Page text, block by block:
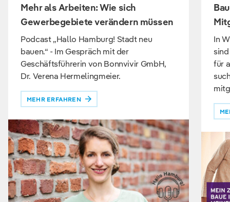
Mehr als Arbeiten: Wie sich
Gewerbegebiete verändern müssen
Podcast „Hallo Hamburg! Stadt neu
bauen.“ - Im Gespräch mit der
Geschäftsführerin von Bonnvivir GmbH,
Dr. Verena Hermelingmeier.
MEHR ERFAHREN
In
für